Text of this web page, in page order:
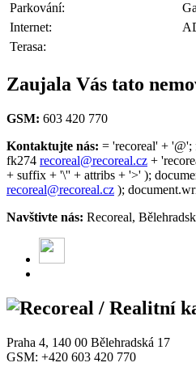
Parkování:
Internet:
Terasa:
Zaujala Vás tato
GSM: 603 420 770
Kontaktujte nás: = 'recoreal' + '@';
fk274 recoreal@recoreal.cz +
+ suffix + '\'' + attribs + '>' );
recoreal@recoreal.cz );
Navštivte nás: Recoreal,
Praha 4, 140 00 Bělehradská 17
GSM: +420 603 420 770